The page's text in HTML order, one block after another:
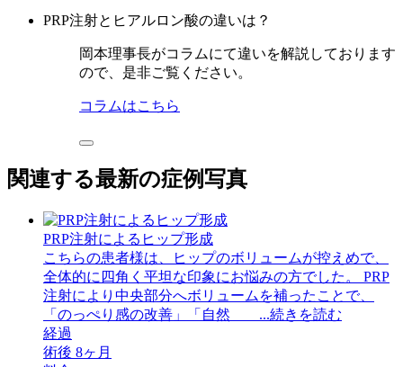
PRP注射とヒアルロン酸の違いは？
岡本理事長がコラムにて違いを解説しております
ので、是非ご覧ください。
コラムはこちら
関連する最新の症例写真
PRP注射によるヒップ形成
こちらの患者様は、ヒップのボリュームが控えめで、
全体的に四角く平坦な印象にお悩みの方でした。 PRP
注射により中央部分へボリュームを補ったことで、
「のっぺり感の改善」「自然 ...続きを読む
経過
術後 8ヶ月